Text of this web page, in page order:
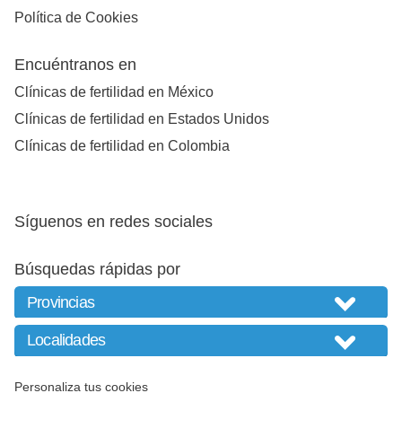
Política de Cookies
Encuéntranos en
Clínicas de fertilidad en México
Clínicas de fertilidad en Estados Unidos
Clínicas de fertilidad en Colombia
Síguenos en redes sociales
Búsquedas rápidas por
Personaliza tus cookies